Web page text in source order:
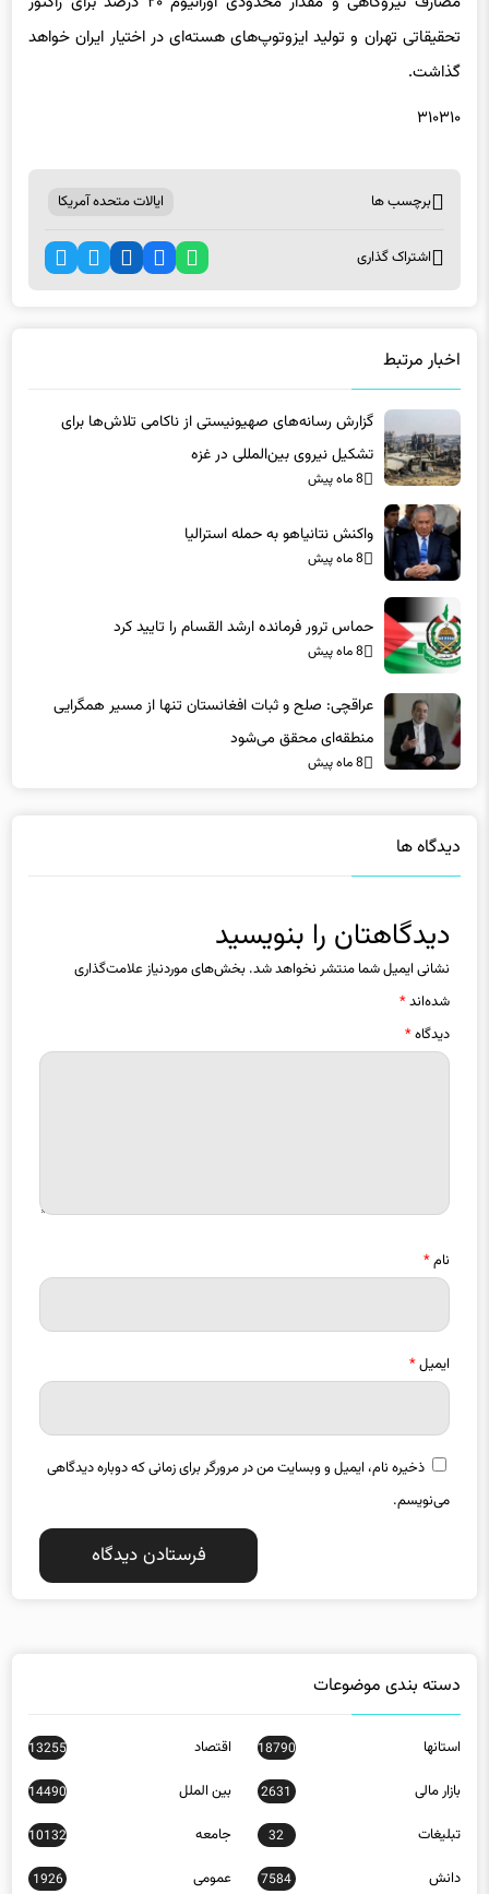
تحقیقاتی تهران و تولید ایزوتوپ‌های هسته‌ای در اختیار ایران خواهد
گذاشت.
۳۱۰۳۱۰
برچسب ها ایالات متحده آمریکا
اشتراک گذاری
اخبار مرتبط
گزارش رسانه‌های صهیونیستی از ناکامی تلاش‌ها برای
تشکیل نیروی بین‌المللی در غزه
8 ماه پیش
واکنش نتانیاهو به حمله استرالیا
8 ماه پیش
حماس ترور فرمانده ارشد القسام را تایید کرد
8 ماه پیش
عراقچی: صلح و ثبات افغانستان تنها از مسیر همگرایی
منطقه‌ای محقق می‌شود
8 ماه پیش
دیدگاه ها
دیدگاهتان را بنویسید
نشانی ایمیل شما منتشر نخواهد شد. بخش‌های موردنیاز علامت‌گذاری
شده‌اند*
دیدگاه*
نام*
ایمیل*
ذخیره نام، ایمیل و وبسایت من در مرورگر برای زمانی که دوباره دیدگاهی
می‌نویسم.
دسته بندی موضوعات
استانها 18790 اقتصاد 13255
بازار مالی 2631 بین الملل 14490
تبلیغات 32 جامعه 10132
دانش 7584 عمومی 1926